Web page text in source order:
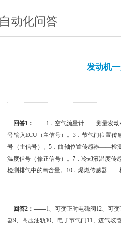
自动化问答
发动机
回答1：——1．空气流量计——测量发动
号输入ECU（主信号）。3．节气门位置
号（主信号）。5．曲轴位置传感器——检
温度信号（修正信号）。7．冷却液温度
检测排气中的氧含量。10．爆燃传感器——
回答2：——1、可变正时电磁阀12、可
器9、高压油轨10、电子节气门11、进气歧